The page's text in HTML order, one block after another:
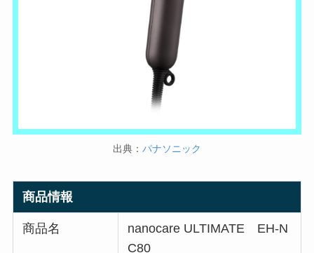
出典： パナソニック
商品情報
商品名
nanocare ULTIMATE EH-N
C80